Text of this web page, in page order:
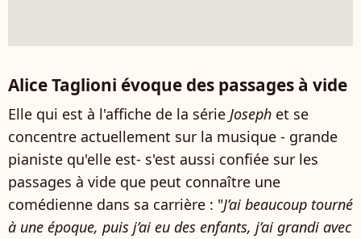
Alice Taglioni évoque des passages à vide
Elle qui est à l'affiche de la série Joseph et se
concentre actuellement sur la musique - grande
pianiste qu'elle est- s'est aussi confiée sur les
passages à vide que peut connaître une
comédienne dans sa carrière : "J’ai beaucoup tourné
à une époque, puis j’ai eu des enfants, j’ai grandi avec